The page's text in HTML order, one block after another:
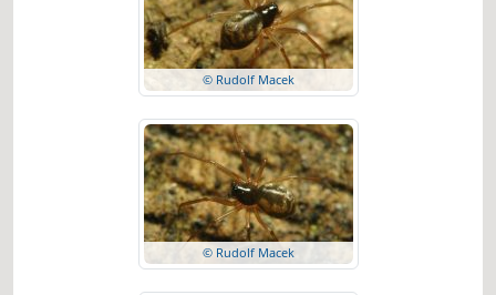
© Rudolf Macek
© Rudolf Macek